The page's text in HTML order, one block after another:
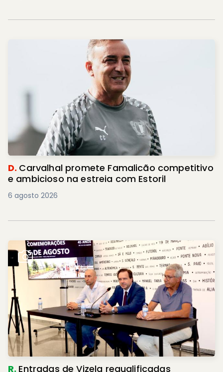
D. Carvalhal promete Famalicão competitivo
e ambicioso na estreia com Estoril
6 agosto 2026
R. Entradas de Vizela requalificadas